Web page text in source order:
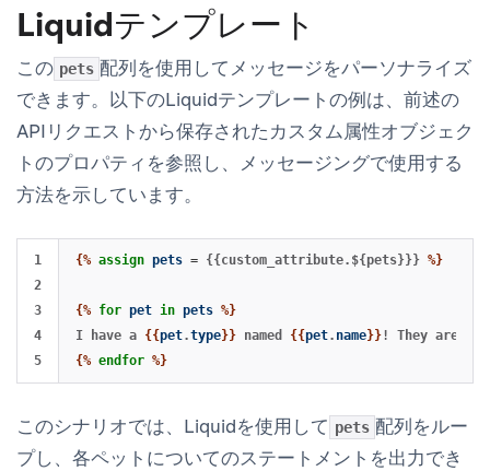
Liquidテンプレート
この pets 配列を使用してメッセージをパーソナライズ
できます。以下のLiquidテンプレートの例は、前述の
APIリクエストから保存されたカスタム属性オブジェク
トのプロパティを参照し、メッセージングで使用する
方法を示しています。
1
2
3
4
{% assign pets = {{custom_attribute.${pets}}} %}
{% for pet in pets %}
I have a {{pet.type}} named {{pet. name}}! They are a
{% endfor %}
このシナリオでは、Liquidを使用して pets 配列をルー
プし、各ペットについてのステートメントを出力でき